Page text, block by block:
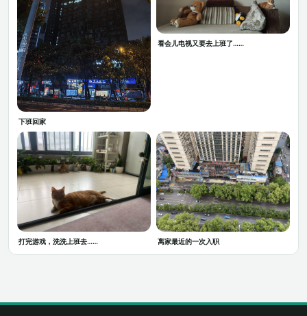
下班回家
看会儿电视又要去上班了……
打完游戏，洗洗上班去…… 离家最近的一次入职